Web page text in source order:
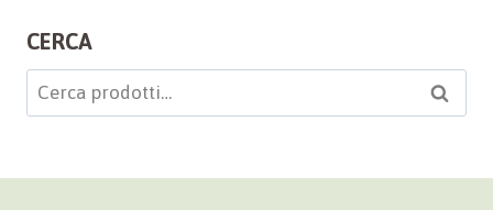
CERCA
Cerca: Cerca